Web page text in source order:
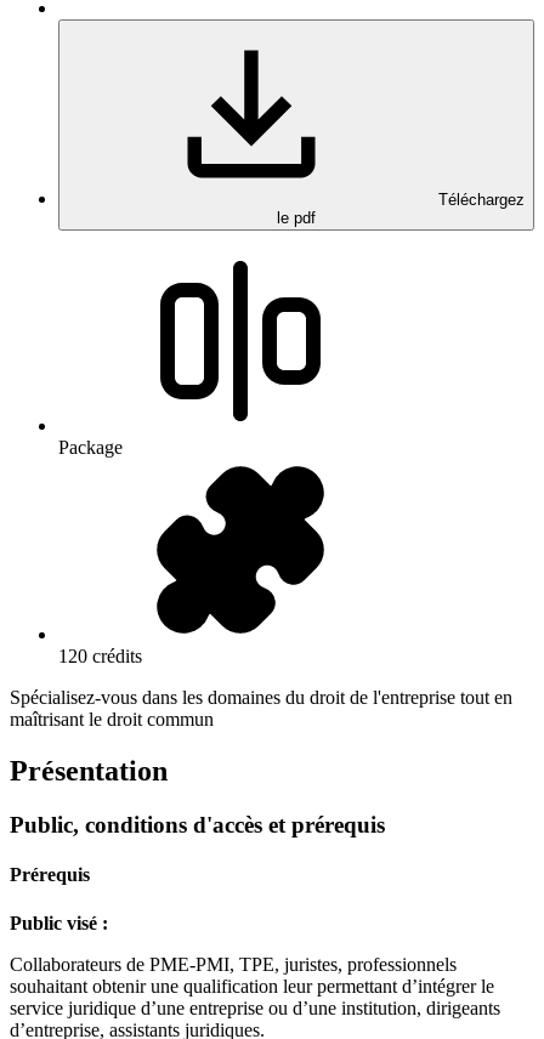
Téléchargez
le pdf
Package
120 crédits
Spécialisez-vous dans les domaines du droit de l'entreprise tout en
maîtrisant le droit commun
Présentation
Public, conditions d'accès et prérequis
Prérequis
Public visé :
Collaborateurs de PME-PMI, TPE, juristes, professionnels
souhaitant obtenir une qualification leur permettant d’intégrer le
service juridique d’une entreprise ou d’une institution, dirigeants
d’entreprise, assistants juridiques.